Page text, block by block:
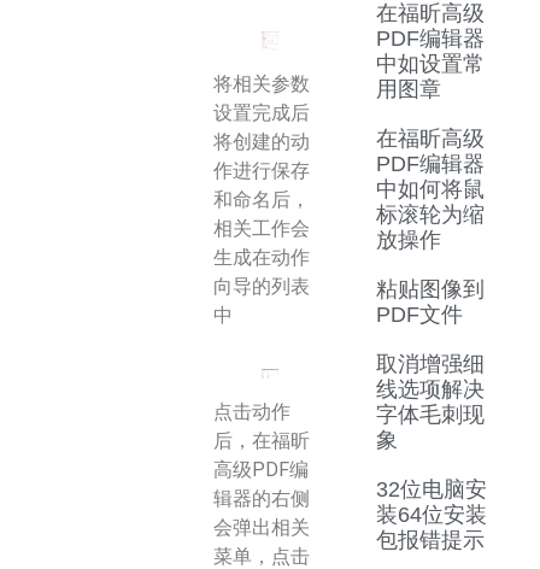
将相关参数
设置完成后
将创建的动
作进行保存
和命名后，
相关工作会
生成在动作
向导的列表
中
点击动作
后，在福昕
高级PDF编
辑器的右侧
会弹出相关
菜单，点击
在福昕高级
PDF编辑器
中如设置常
用图章
在福昕高级
PDF编辑器
中如何将鼠
标滚轮为缩
放操作
粘贴图像到
PDF文件
取消增强细
线选项解决
字体毛刺现
象
32位电脑安
装64位安装
包报错提示